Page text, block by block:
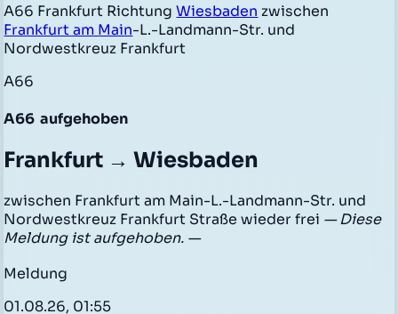
A66 Frankfurt RichtungWiesbaden zwischen
Frankfurt am Main-L.-Landmann-Str. und
Nordwestkreuz Frankfurt
A66
A66 aufgehoben
Frankfurt → Wiesbaden
zwischen Frankfurt am Main-L.-Landmann-Str. und
Nordwestkreuz Frankfurt Straße wieder frei — Diese
Meldung ist aufgehoben. —
Meldung
01.08.26, 01:55